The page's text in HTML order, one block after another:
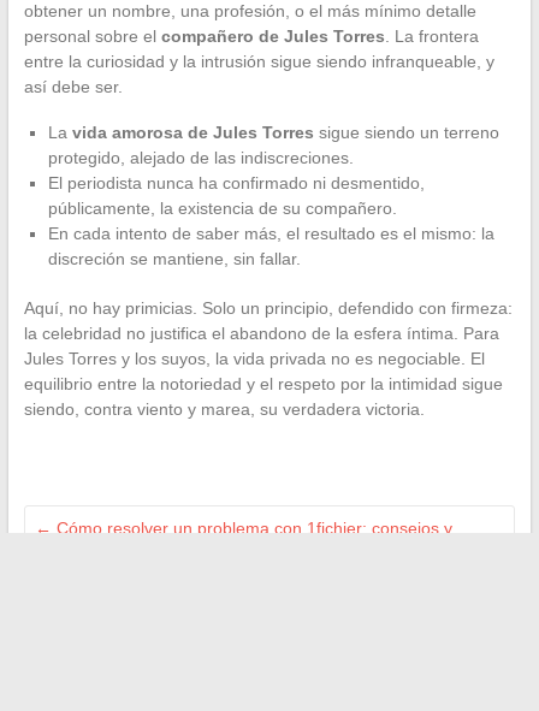
obtener un nombre, una profesión, o el más mínimo detalle
personal sobre el compañero de Jules Torres . La frontera
entre la curiosidad y la intrusión sigue siendo infranqueable, y
así debe ser.
La vida amorosa de Jules Torres sigue siendo un terreno
protegido, alejado de las indiscreciones.
El periodista nunca ha confirmado ni desmentido,
públicamente, la existencia de su compañero.
En cada intento de saber más, el resultado es el mismo: la
discreción se mantiene, sin fallar.
Aquí, no hay primicias. Solo un principio, defendido con firmeza:
la celebridad no justifica el abandono de la esfera íntima. Para
Jules Torres y los suyos, la vida privada no es negociable. El
equilibrio entre la notoriedad y el respeto por la intimidad sigue
siendo, contra viento y marea, su verdadera victoria.
← Cómo resolver un problema con 1fichier: consejos y